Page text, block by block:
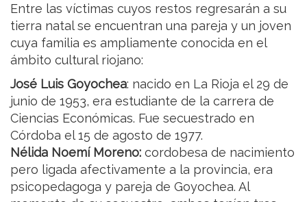
Entre las víctimas cuyos restos regresarán a su
tierra natal se encuentran una pareja y un joven
cuya familia es ampliamente conocida en el
ámbito cultural riojano:
José Luis Goyochea: nacido en La Rioja el 29 de
junio de 1953, era estudiante de la carrera de
Ciencias Económicas. Fue secuestrado en
Córdoba el 15 de agosto de 1977.
Nélida Noemí Moreno: cordobesa de nacimiento
pero ligada afectivamente a la provincia, era
psicopedagoga y pareja de Goyochea. Al